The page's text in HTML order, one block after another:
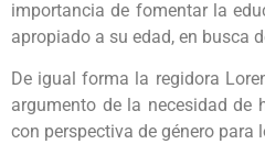
importancia de fomentar la
apropiado a su edad, en busca
De igual forma la regidora
argumento de la necesidad de
con perspectiva de género para